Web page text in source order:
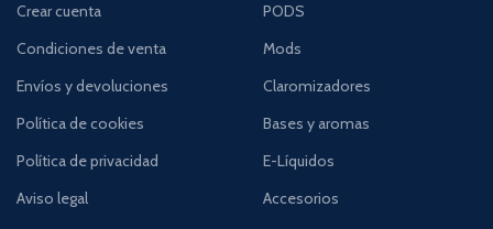
Crear cuenta
Condiciones de venta
Envíos y devoluciones
Política de cookies
Política de privacidad
Aviso legal
PODS
Mods
Claromizadores
Bases y aromas
E-Líquidos
Accesorios